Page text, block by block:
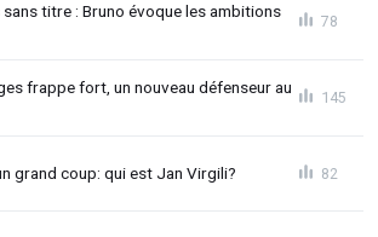
titre : Bruno évoque les ambitions
78
frappe fort, un nouveau défenseur au
145
grand coup: qui est Jan Virgili? 82